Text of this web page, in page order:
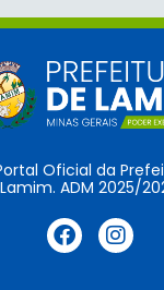
Oficial da
Lamim. ADM 2025/